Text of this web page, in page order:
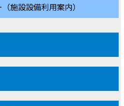
施設設備利用案内）